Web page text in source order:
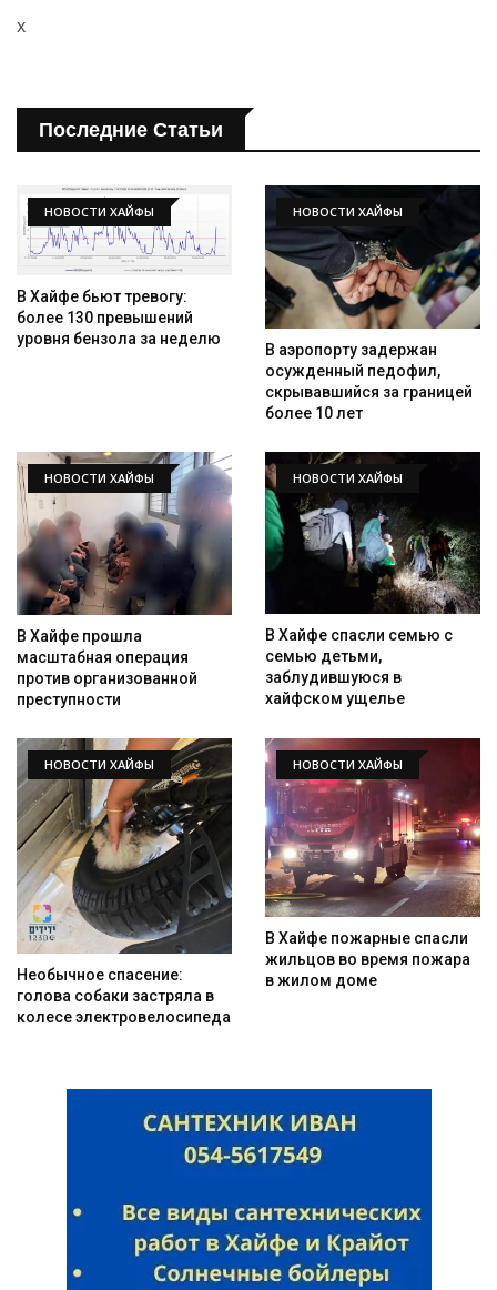
Искать
x
Последние Статьи
НОВОСТИ ХАЙФЫ
В Хайфе бьют тревогу:
более 130 превышений
уровня бензола за неделю
НОВОСТИ ХАЙФЫ
В аэропорту задержан
осужденный педофил,
скрывавшийся за границей
более 10 лет
НОВОСТИ ХАЙФЫ
В Хайфе прошла
масштабная операция
против организованной
преступности
НОВОСТИ ХАЙФЫ
В Хайфе спасли семью с
семью детьми,
заблудившуюся в
хайфском ущелье
НОВОСТИ ХАЙФЫ
Необычное спасение:
голова собаки застряла в
колесе электровелосипеда
НОВОСТИ ХАЙФЫ
В Хайфе пожарные спасли
жильцов во время пожара
в жилом доме